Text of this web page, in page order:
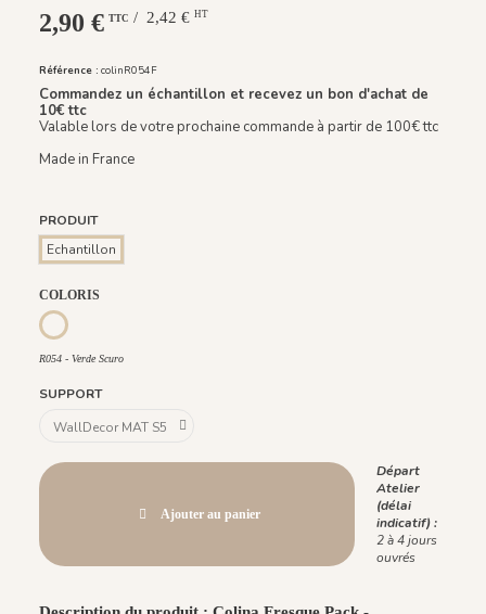
2,90 € TTC / 2,42 € HT
Référence : colinR054F
Commandez un échantillon et recevez un bon d'achat de
10€ ttc
Valable lors de votre prochaine commande à partir de 100€ ttc
Made in France
PRODUIT
Echantillon
COLORIS
R054 - Verde Scuro
R054 - Verde Scuro
SUPPORT
Ajouter au panier
Départ
Atelier
(délai
indicatif) :
2 à 4 jours
ouvrés